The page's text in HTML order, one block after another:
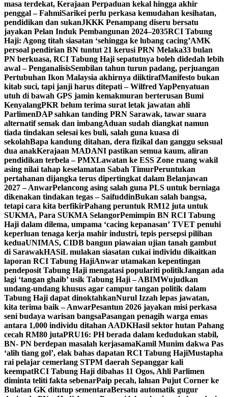
masa terdekat, Kerajaan Perpaduan kekal hingga akhir
penggal – FahmiSarikei perlu perkasa kemudahan kesihatan,
pendidikan dan sukanJKKK Penampang diseru bersatu
jayakan Pelan Induk Pembangunan 2024–2035RCI Tabung
Haji: Agong titah siasatan ‘sehingga ke lubang cacing’AMK
persoal pendirian BN tuntut 21 kerusi PRN Melaka33 bulan
PN berkuasa, RCI Tabung Haji sepatutnya boleh didedah lebih
awal – PenganalisisSembilan tahun turun padang, perjuangan
Pertubuhan Ikon Malaysia akhirnya diiktirafManifesto bukan
kitab suci, tapi janji harus ditepati – Wilfred YapPenyatuan
utuh di bawah GPS jamin kemakmuran berterusan Bumi
KenyalangPKR belum terima surat letak jawatan ahli
ParlimenDAP sahkan tanding PRN Sarawak, tawar suara
alternatif semak dan imbangAduan sudah diangkat namun
tiada tindakan selesai kes buli, salah guna kuasa di
sekolahBapa kandung ditahan, dera fizikal dan ganggu seksual
dua anakKerajaan MADANI pastikan semua kaum, aliran
pendidikan terbela – PMXLawatan ke ESS Zone ruang wakil
asing nilai tahap keselamatan Sabah TimurPeruntukan
pertahanan dijangka terus dipertingkat dalam Belanjawan
2027 – AnwarPelancong asing salah guna PLS untuk berniaga
dikenakan tindakan tegas – SaifuddinBukan salah bangsa,
tetapi cara kita berfikirPahang peruntuk RM12 juta untuk
SUKMA, Para SUKMA SelangorPemimpin BN RCI Tabung
Haji dalam dilema, umpama ‘cacing kepanasan’ TVET penuhi
keperluan tenaga kerja mahir industri, tepis persepsi pilihan
keduaUNIMAS, CIDB bangun piawaian ujian tanah gambut
di SarawakHASiL mulakan siasatan cukai individu dikaitkan
laporan RCI Tabung HajiAnwar utamakan kepentingan
pendeposit Tabung Haji mengatasi populariti politikJangan ada
lagi ‘tangan ghaib’ usik Tabung Haji – ABIMWujudkan
undang-undang khusus agar campur tangan politik dalam
Tabung Haji dapat dinoktahkanNurul Izzah lepas jawatan,
kita terima baik – AnwarPesantun 2026 jayakan misi perkasa
seni budaya warisan bangsaPasangan penagih warga emas
antara 1,000 individu ditahan AADKHasil sektor hutan Pahang
cecah RM80 jutaPRU16: PH berada dalam kedudukan stabil,
BN- PN berdepan masalah kerjasamaKamil Munim dakwa Pas
‘alih tiang gol’, elak bahas dapatan RCI Tabung HajiMustapha
rai pelajar cemerlang STPM daerah Sepanggar kali
keempatRCI Tabung Haji dibahas 11 Ogos, Ahli Parlimen
diminta teliti fakta sebenarPaip pecah, laluan Pujut Corner ke
Bulatan GK ditutup sementaraBersatu automatik gugur